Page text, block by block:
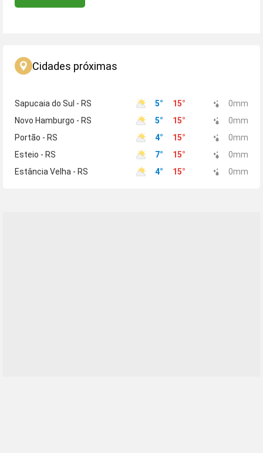
Cidades próximas
Sapucaia do Sul - RS 5° 15° 0mm
Novo Hamburgo - RS
5° 15° 0mm
Portão - RS
4° 15° 0mm
Esteio - RS
7° 15° 0mm
Estância Velha - RS
4° 15° 0mm